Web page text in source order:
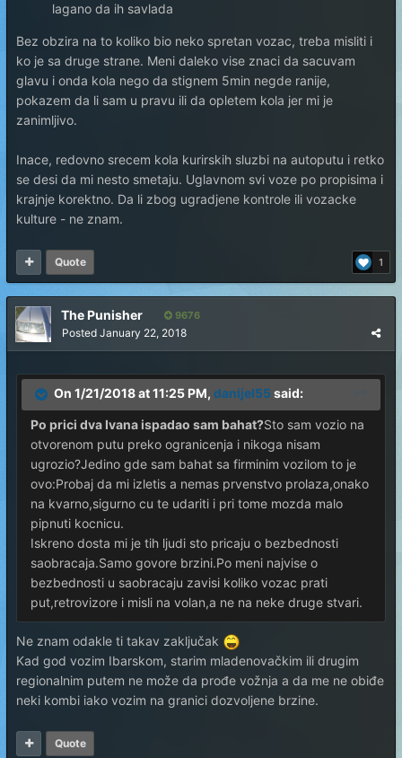
lagano da ih savlada
Bez obzira na to koliko bio neko spretan vozac, treba misliti i
ko je sa druge strane. Meni daleko vise znaci da sacuvam
glavu i onda kola nego da stignem 5min negde ranije,
pokazem da li sam u pravu ili da opletem kola jer mi je
zanimljivo.
Inace, redovno srecem kola kurirskih sluzbi na autoputu i retko
se desi da mi nesto smetaju. Uglavnom svi voze po propisima i
krajnje korektno. Da li zbog ugradjene kontrole ili vozacke
kulture - ne znam.
1
Quote
The Punisher 9676
Posted January 22, 2018
On 1/21/2018 at 11:25 PM, danijel55 said:
Po prici dva Ivana ispadao sam bahat?Sto sam vozio na
otvorenom putu preko ogranicenja i nikoga nisam
ugrozio?Jedino gde sam bahat sa firminim vozilom to je
ovo:Probaj da mi izletis a nemas prvenstvo prolaza,onako
na kvarno,sigurno cu te udariti i pri tome mozda malo
pipnuti kocnicu.
Iskreno dosta mi je tih ljudi sto pricaju o bezbednosti
saobracaja.Samo govore brzini.Po meni najvise o
bezbednosti u saobracaju zavisi koliko vozac prati
put,retrovizore i misli na volan,a ne na neke druge stvari.
Ne znam odakle ti takav zaključak
Kad god vozim Ibarskom, starim mladenovačkim ili drugim
regionalnim putem ne može da prođe vožnja a da me ne obiđe
neki kombi iako vozim na granici dozvoljene brzine.
Quote